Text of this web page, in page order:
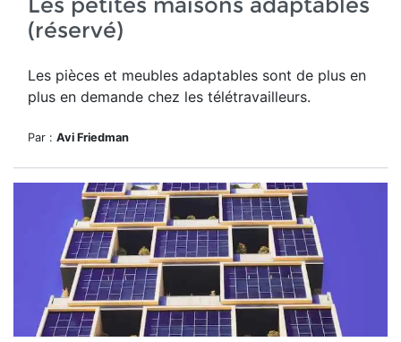
(réservé)
Les pièces et meubles adaptables sont de plus en
plus en demande chez les télétravailleurs.
Par : Avi Friedman